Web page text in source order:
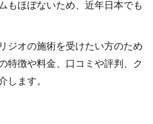
もほぼないため、近年日本でも
ジオの施術を受けたい方のため
特徴や料金、口コミや評判、ク
します。